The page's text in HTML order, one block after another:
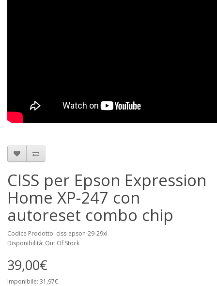
CISS per Epson Expression
Home XP-247 con
autoreset combo chip
Codice Prodotto: ciss-epson-29-29xl
Disponibilità: Out Of Stock
39,00€
Imponibile: 31,97€